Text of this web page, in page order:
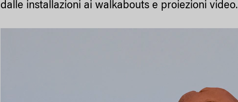
dalle installazioni ai walkabouts e proiezioni video.